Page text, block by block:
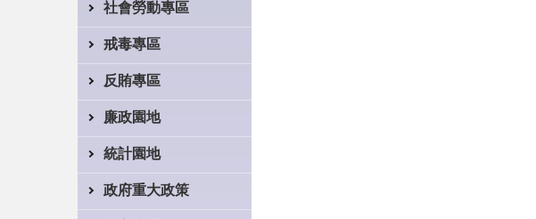
社會勞動專區
戒毒專區
反賄專區
廉政園地
統計園地
政府重大政策